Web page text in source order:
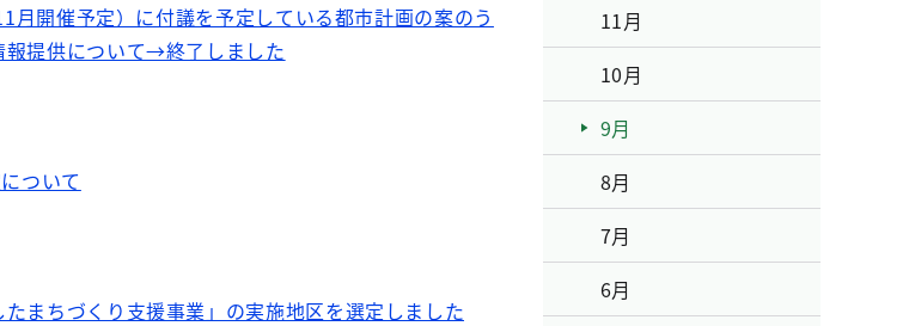
開催予定）に付議を予定している都市計画の案のう
報提供について→終了しました
ついて
まちづくり支援事業」の実施地区を選定しました
11月
10月
9月
8月
7月
6月